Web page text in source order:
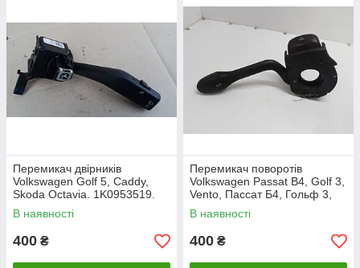
Перемикач двірників
Volkswagen Golf 5, Caddy,
Skoda Octavia. 1K0953519.
В наявності
400 ₴
Перемикач поворотів
Volkswagen Passat B4, Golf 3,
Vento, Пассат Б4, Гольф 3,
Венто.
В наявності
400 ₴